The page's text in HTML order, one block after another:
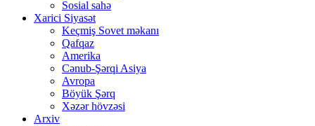
Sosial sahə
Xarici Siyasət
Keçmiş Sovet məkanı
Qafqaz
Amerika
Cənub-Şərqi Asiya
Avropa
Böyük Şərq
Xəzər hövzəsi
Arxiv